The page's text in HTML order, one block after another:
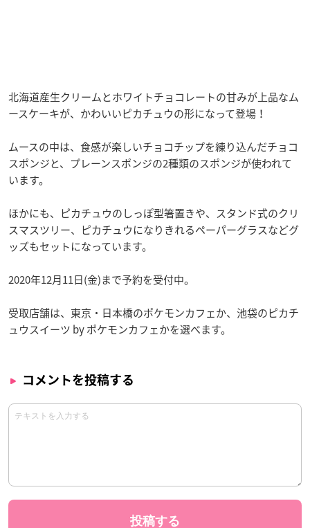
北海道産生クリームとホワイトチョコレートの甘みが上品なム
ースケーキが、かわいいピカチュウの形になって登場！
ムースの中は、食感が楽しいチョコチップを練り込んだチョコ
スポンジと、プレーンスポンジの2種類のスポンジが使われて
います。
ほかにも、ピカチュウのしっぽ型箸置きや、スタンド式のクリ
スマスツリー、ピカチュウになりきれるペーパーグラスなどグ
ッズもセットになっています。
2020年12月11日(金)まで予約を受付中。
受取店舗は、東京・日本橋のポケモンカフェか、池袋のピカチ
ュウスイーツ by ポケモンカフェかを選べます。
コメントを投稿する